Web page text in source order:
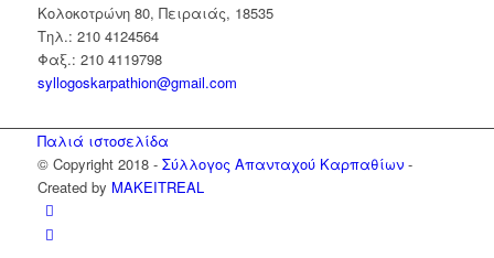
Κολοκοτρώνη 80, Πειραιάς, 18535
Τηλ.: 210 4124564
Φαξ.: 210 4119798
syllogoskarpathion@gmail.com
Παλιά ιστοσελίδα
© Copyright 2018 - Σύλλογος Απανταχού Καρπαθίων-
Created by MAKEITREAL